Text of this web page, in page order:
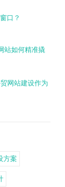
口？
站如何精准撬
网站建设作为
方案